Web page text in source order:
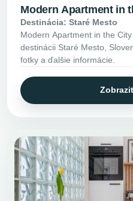
Modern Apartment in
Destinácia: Staré Mesto
Modern Apartment in the
destinácii Staré Mesto,
fotky a ďalšie informácie.